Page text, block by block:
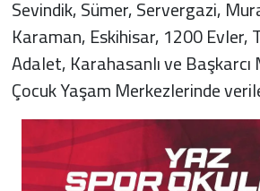
Sevindik, Sümer, Servergazi,
Karaman, Eskihisar, 1200 Evler,
Adalet, Karahasanlı ve Başkarcı
Çocuk Yaşam Merkezlerinde